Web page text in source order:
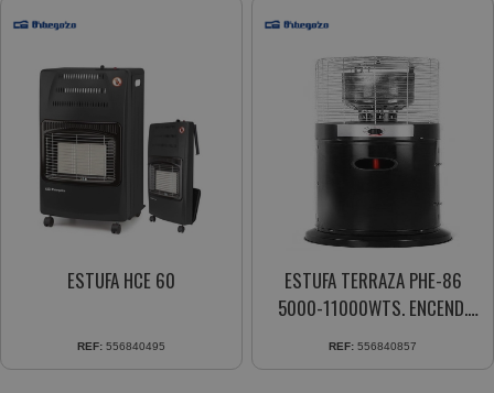
ESTUFA HCE 60
REF: 556840495
ESTUFA TERRAZA PHE-86
5000-11000WTS. ENCEND.
REF: 556840857